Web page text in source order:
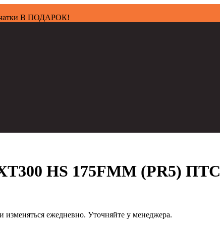
В ПОДАРОК!
HS 175FMM (PR5) ПТС
ежедневно. Уточняйте у менеджера.